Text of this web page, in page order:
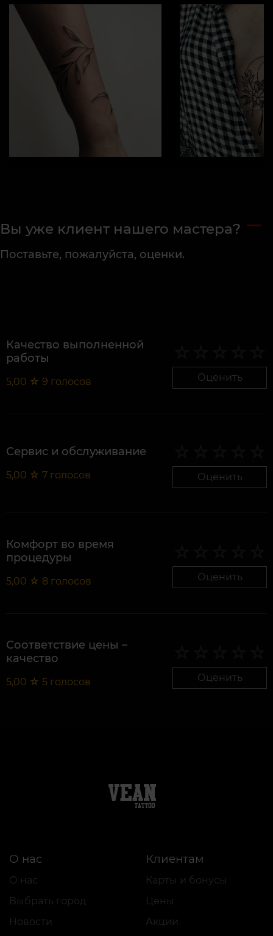
Вы уже клиент нашего мастера?
Поставьте, пожалуйста, оценки.
Качество выполненной
работы
5,00 ☆ 9 голосов Оценить
Сервис и обслуживание
5,00 ☆ 7 голосов Оценить
Комфорт во время
процедуры
5,00 ☆ 8 голосов Оценить
Соответствие цены –
качество
5,00 ☆ 5 голосов Оценить
О нас
О нас
Выбрать город
Новости
Клиентам
Карты и бонусы
Цены
Акции